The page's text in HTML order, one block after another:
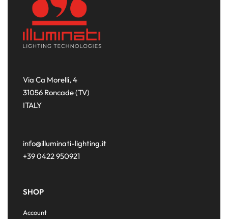
Via Ca Morelli, 4
31056 Roncade (TV)
ITALY
info@illuminati-lighting.it
+39 0422 950921
SHOP
Account